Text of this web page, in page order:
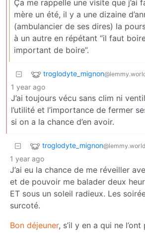
Ça me rappelle une visite que j’ai
mère un été, il y a une dizaine
(ambulancier de ses dires) la
à un autre en répétant “il faut
important de boire”.
troglodyte_mignon
1 year ago
J’ai toujours vécu sans clim ni
l’utilité et l’importance de fermer
si on a la chance d’en avoir.
troglodyte_mignon@lemmy.world
1 year ago
J’ai eu la chance de me réveiller
et de pouvoir me balader deux
ET sous un soleil radieux. Les
surcoté.
Bon déjeuner, s’il y en a qui ne